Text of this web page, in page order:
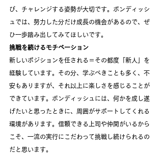
び、チャレンジする姿勢が大切です。ボンディッシ
ュでは、努力した分だけ成長の機会があるので、ぜ
ひ一歩踏み出してみてほしいです。
挑戦を続けるモチベーション
新しいポジションを任される＝その都度「新人」を
経験しています。その分、学ぶべきことも多く、不
安もありますが、それ以上に楽しさを感じることが
できています。ボンディッシュには、何かを成し遂
げたいと思ったときに、周囲がサポートしてくれる
環境があります。信頼できる上司や仲間がいるから
こそ、一流の実行にこだわって挑戦し続けられるの
だと思います。